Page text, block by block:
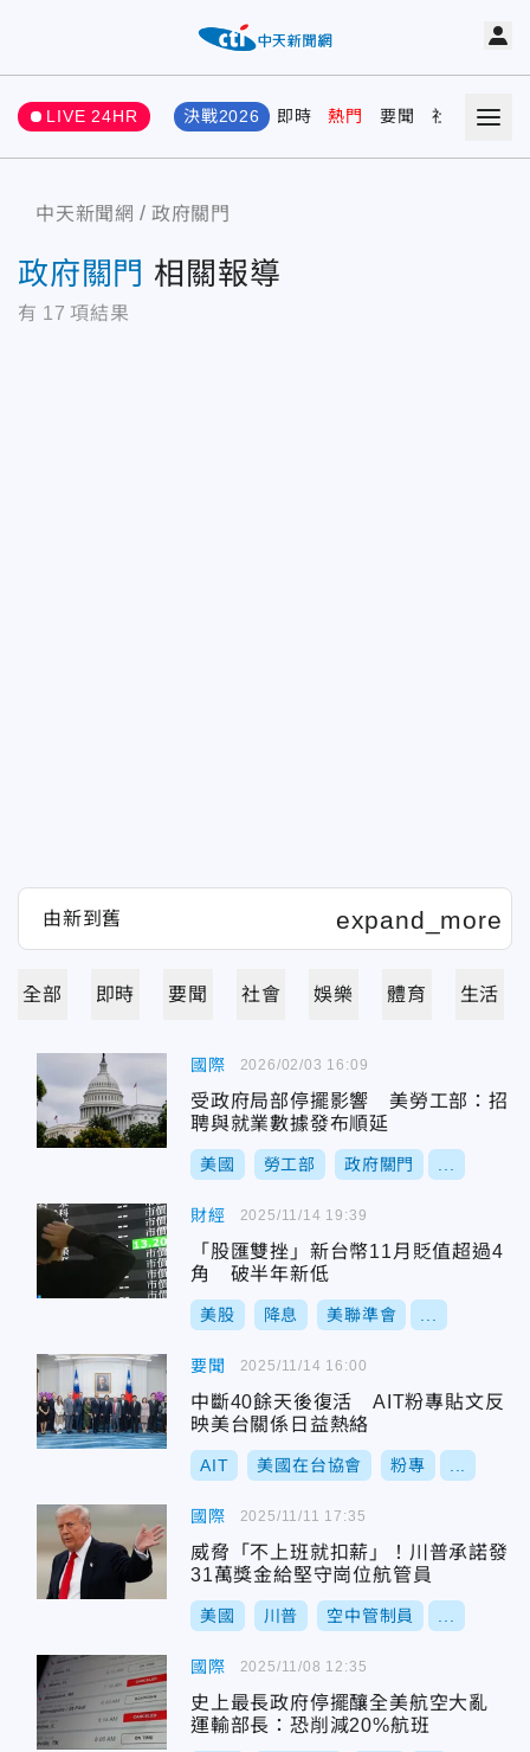
LIVE 24HR 決戰2026 即時 熱門 要聞 社會 娛樂
中天新聞網 政府關門
政府關門 相關報導
有 17 項結果
全部 即時 要聞 社會 娛樂 體育 生活
國際
受政府局部停擺影響 美勞工部：招
聘與就業數據發布順延
美國 勞工部 政府關門
2026/02/03 16:09
財經
「股匯雙挫」新台幣11月貶值超過4
角 破半年新低
美股 降息 美聯準會
2025/11/14 19:39
要聞
中斷40餘天後復活 AIT粉專貼文反
映美台關係日益熱絡
AIT 美國在台協會 粉專
2025/11/14 16:00
國際
威脅「不上班就扣薪」！川普承諾發
31萬獎金給堅守崗位航管員
美國 川普 空中管制員
2025/11/11 17:35
國際
史上最長政府停擺釀全美航空大亂
運輸部長：恐削減20%航班
2025/11/08 12:35